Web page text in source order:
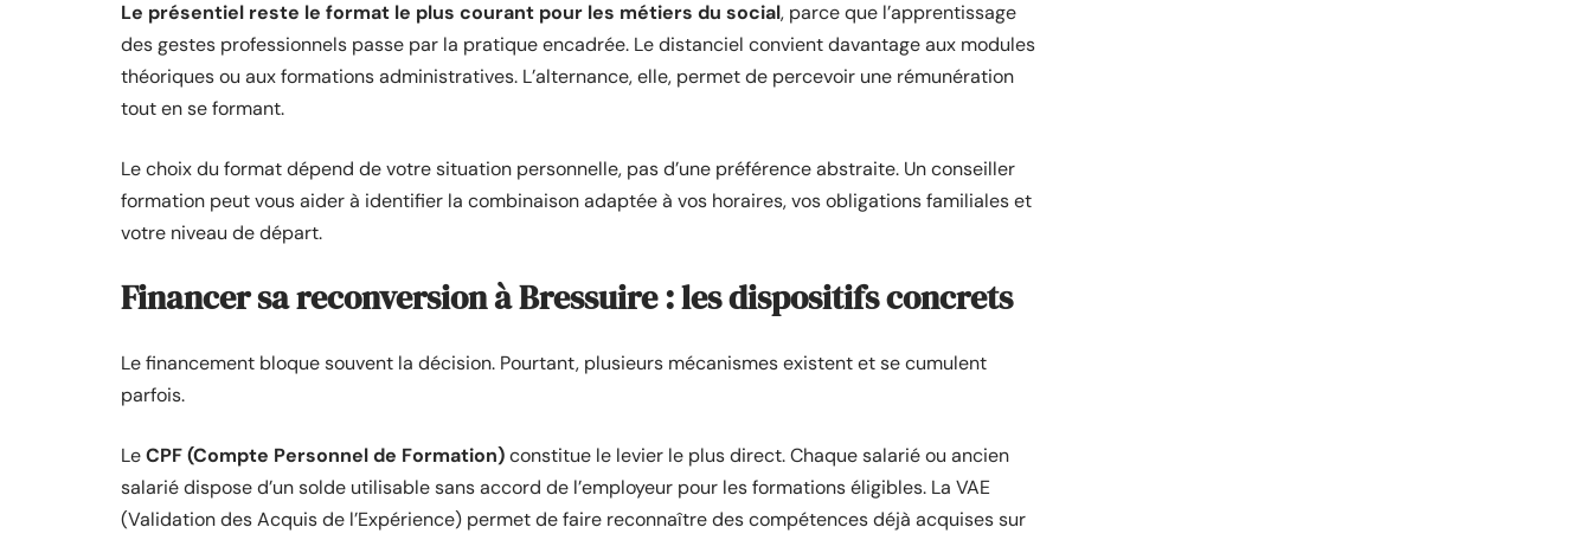
Le présentiel reste le format le plus courant pour les métiers du social, parce que l’apprentissage
des gestes professionnels passe par la pratique encadrée. Le distanciel convient davantage aux modules
théoriques ou aux formations administratives. L’alternance, elle, permet de percevoir une rémunération
tout en se formant.
Le choix du format dépend de votre situation personnelle, pas d’une préférence abstraite. Un conseiller
formation peut vous aider à identifier la combinaison adaptée à vos horaires, vos obligations familiales et
votre niveau de départ.
Financer sa reconversion à Bressuire : les dispositifs concrets
Le financement bloque souvent la décision. Pourtant, plusieurs mécanismes existent et se cumulent
parfois.
LeCPF (Compte Personnel de Formation)constitue le levier le plus direct. Chaque salarié ou ancien
salarié dispose d’un solde utilisable sans accord de l’employeur pour les formations éligibles. La VAE
(Validation des Acquis de l’Expérience) permet de faire reconnaître des compétences déjà acquises sur